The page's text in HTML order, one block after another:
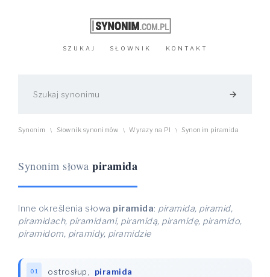
SZUKAJ SŁOWNIK KONTAKT
arrow_forward
Synonim \ Słownik synonimów \ Wyrazy na PI \ Synonim piramida
Synonim słowa piramida
Inne określenia słowa piramida: piramida, piramid,
piramidach, piramidami, piramidą, piramidę, piramido,
piramidom, piramidy, piramidzie
01 ostrosłup piramida